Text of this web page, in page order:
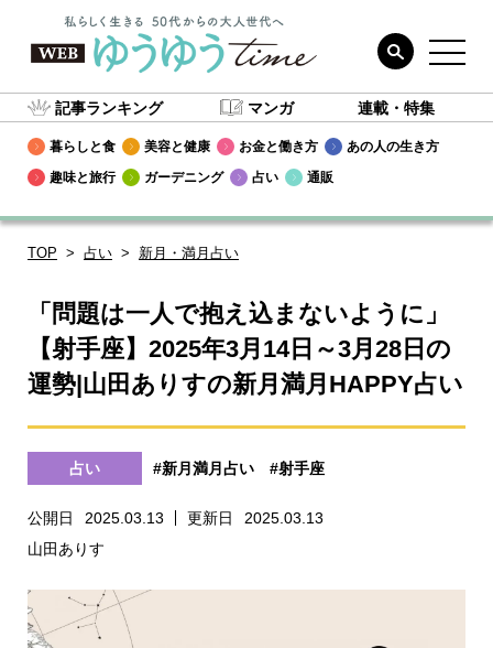
記事ランキング マンガ 連載・特集
暮らしと食 美容と健康 お金と働き方
あの人の生き方
趣味と旅行
ガーデニング 占い 通販
TOP 占い 新月・満月占い
「問題は一人で抱え込まないように」
【射手座】2025年3月14日～3月28日の
運勢|山田ありすの新月満月HAPPY占い
占い #新月満月占い #射手座
公開日 2025.03.13 更新日
2025.03.13
山田ありす